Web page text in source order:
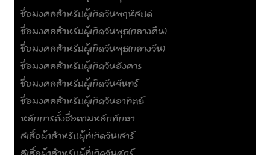
ชื่อมงคลสำหรับผู้เกิดวันพฤหัสบดี
ชื่อมงคลสำหรับผู้เกิดวันพุธ(กลางคืน)
ชื่อมงคลสำหรับผู้เกิดวันพุธ(กลางวัน)
ชื่อมงคลสำหรับผู้เกิดวันอังคาร
ชื่อมงคลสำหรับผู้เกิดวันจันทร์
ชื่อมงคลสำหรับผู้เกิดวันอาทิตย์
หลักการตั้งชื่อตามหลักทักษา
สีเสื้อผ้าสำหรับผู้ที่เกิดวันเสาร์